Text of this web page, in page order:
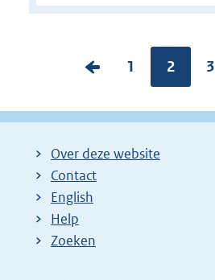
V
r
g
e
a
P
g
n
1 Pagina:
2
P
g
3
Over deze website
Contact
English
Help
Zoeken